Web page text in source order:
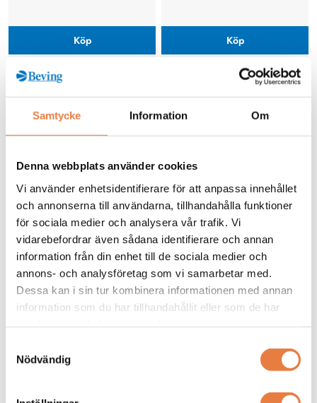
Samtycke Information Om
Denna webbplats använder cookies
Vi använder enhetsidentifierare för att anpassa innehållet
och annonserna till användarna, tillhandahålla funktioner
för sociala medier och analysera vår trafik. Vi
vidarebefordrar även sådana identifierare och annan
information från din enhet till de sociala medier och
annons- och analysföretag som vi samarbetar med.
Dessa kan i sin tur kombinera informationen med annan
information som du har tillhandahållit eller som de har
Nödvändig
Köp Köp
Extech
Spänningslogger
RMS AC Voltage/Current
Datalogger för AC-spänning och
ström med True RMS, USB, två
kanaler, 256k lagring och flexibel
samplingshastighet.
4 059 kr
Temperaturlogger
termometer SD Logger
4-kanals temperaturlogger med
SD-kort, hög precision och enkel
PC-analys för industri, transport
och laboratorier.
3 697 kr 4 389 kr